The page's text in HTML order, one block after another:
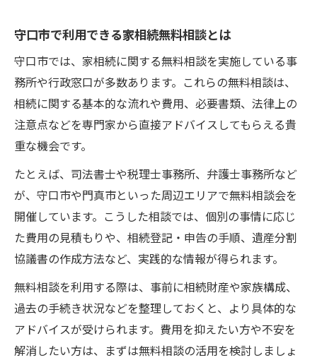
守口市で利用できる家相続無料相談とは
守口市では、家相続に関する無料相談を実施している事
務所や行政窓口が多数あります。これらの無料相談は、
相続に関する基本的な流れや費用、必要書類、法律上の
注意点などを専門家から直接アドバイスしてもらえる貴
重な機会です。
たとえば、司法書士や税理士事務所、弁護士事務所など
が、守口市や門真市といった周辺エリアで無料相談会を
開催しています。こうした相談では、個別の事情に応じ
た費用の見積もりや、相続登記・申告の手順、遺産分割
協議書の作成方法など、実践的な情報が得られます。
無料相談を利用する際は、事前に相続財産や家族構成、
過去の手続き状況などを整理しておくと、より具体的な
アドバイスが受けられます。費用を抑えたい方や不安を
解消したい方は、まずは無料相談の活用を検討しましょ